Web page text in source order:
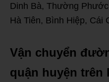
Dinh Bà, Thường
Hà Tiên, Bình Hiệp, Cái
Vận chuyển
quận huyện trên